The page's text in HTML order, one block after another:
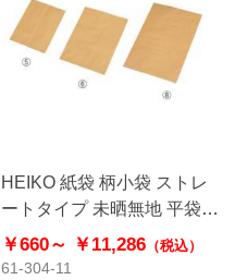
HEIKO 紙袋 柄小袋 ストレ
ートタイプ 未晒無地 平袋
クラフト
￥660～ ￥11,286（税込）
61-304-11